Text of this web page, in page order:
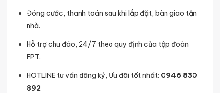
Đóng cước, thanh toán sau khi lắp đặt, bàn giao tận
nhà.
Hỗ trợ chu đáo, 24/7 theo quy định của tập đoàn
FPT.
HOTLINE tư vấn đăng ký, Ưu đãi tốt nhất: 0946 830
892